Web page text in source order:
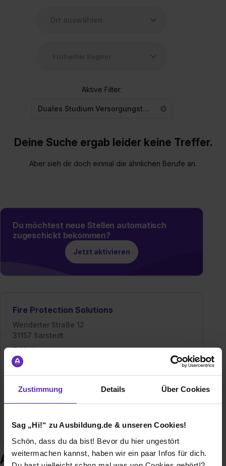
Zustimmung Details Über Cookies
Sag „Hi!“ zu Ausbildung.de & unseren Cookies!
Schön, dass du da bist! Bevor du hier ungestört
weitermachen kannst, haben wir ein paar Infos für dich.
Aktive Filter:
Duales Studium Versorgungstechnik
Deine Suche ergab leider keine Treffer.
Aber sieh dir doch einmal die ähnlichen Berufe an.
Du möchtest neue Stellen automatisch
zugeschickt bekommen?
Jetzt aktivieren
Fire Protection Solutions
Wenderter Straße 12
31157 Sarstedt
E-Mail anzeigen
Mitarbeiter 1400
Umsatz 289 Millionen €
Ingenieurdienstleistungen
Ausbildung bei Fire Protection